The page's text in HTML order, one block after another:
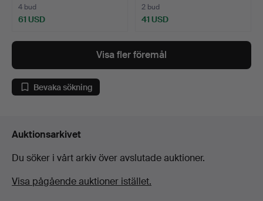
4 bud
61 USD
2 bud
41 USD
Visa fler föremål
Bevaka sökning
Auktionsarkivet
Du söker i vårt arkiv över avslutade auktioner.
Visa pågående auktioner istället.